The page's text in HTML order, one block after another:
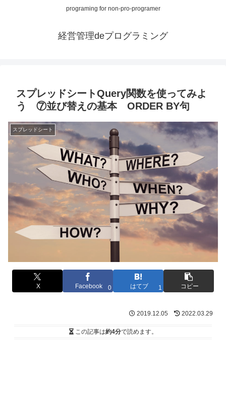
programing for non-pro-programer
経営管理deプログラミング
スプレッドシートQuery関数を使ってみよ
う ⑦並び替えの基本 ORDER BY句
スプレッドシート
X Facebook 0 はてブ 1 コピー
2019.12.05 2022.03.29
この記事は約4分で読めます。